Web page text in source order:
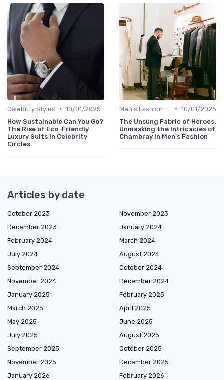
Celebrity Styles • 10/01/2025
How Sustainable Can You Go?
The Rise of Eco-Friendly
Luxury Suits in Celebrity
Circles
• 10/01/2025
The Unsung Fabric of Heroes:
Unmasking the Intricacies of
Chambray in Men's Fashion
Articles by date
October 2023
November 2023
December 2023
January 2024
February 2024
March 2024
July 2024
August 2024
September 2024
October 2024
November 2024
December 2024
January 2025
February 2025
March 2025
April 2025
May 2025
June 2025
July 2025
August 2025
September 2025
October 2025
November 2025
December 2025
January 2026
February 2026